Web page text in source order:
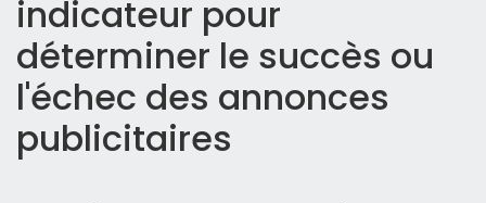
indicateur pour
déterminer le succès ou
l'échec des annonces
publicitaires